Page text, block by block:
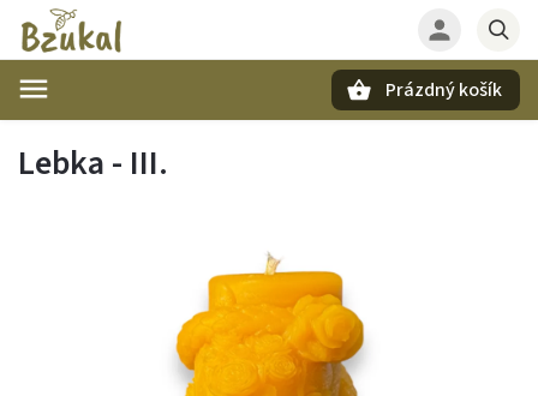
Prázdný košík
Lebka - III.